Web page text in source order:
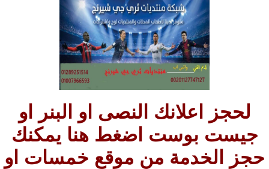
لحجز اعلانك النصى او البنر او
جيست بوست اضغط هنا يمكنك
حجز الخدمة من موقع خمسات او